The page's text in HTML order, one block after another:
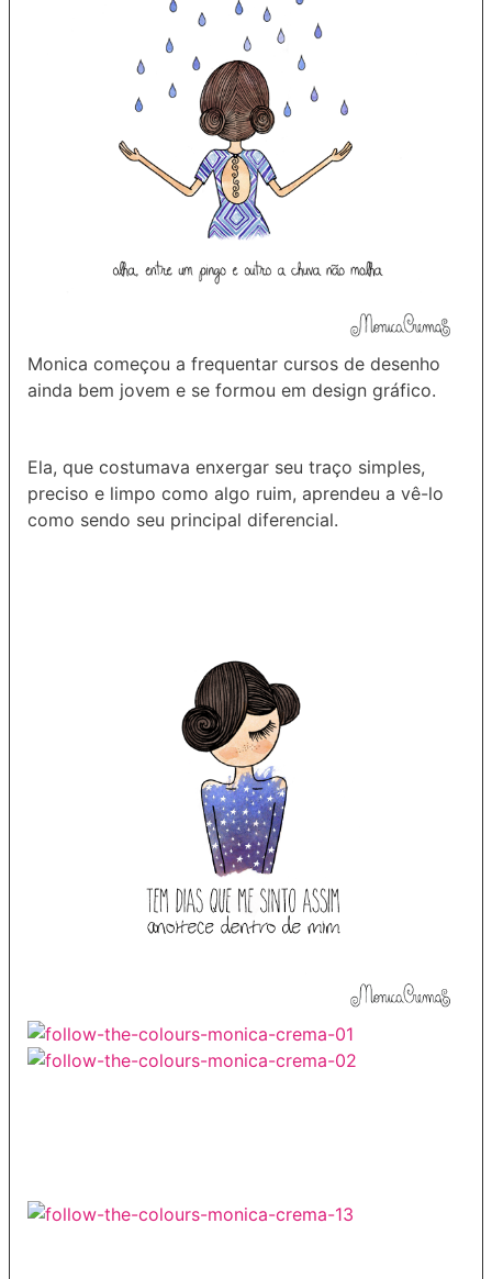
Monica começou a frequentar cursos de desenho
ainda bem jovem e se formou em design gráfico.
Ela, que costumava enxergar seu traço simples,
preciso e limpo como algo ruim, aprendeu a vê-lo
como sendo seu principal diferencial.